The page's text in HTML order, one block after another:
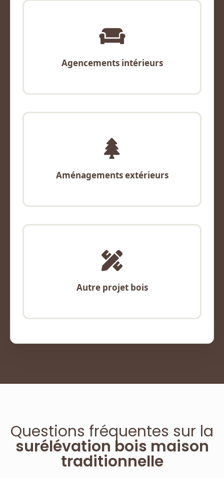
Agencements intérieurs
Aménagements extérieurs
Autre projet bois
Questions fréquentes sur la
surélévation bois maison
traditionnelle